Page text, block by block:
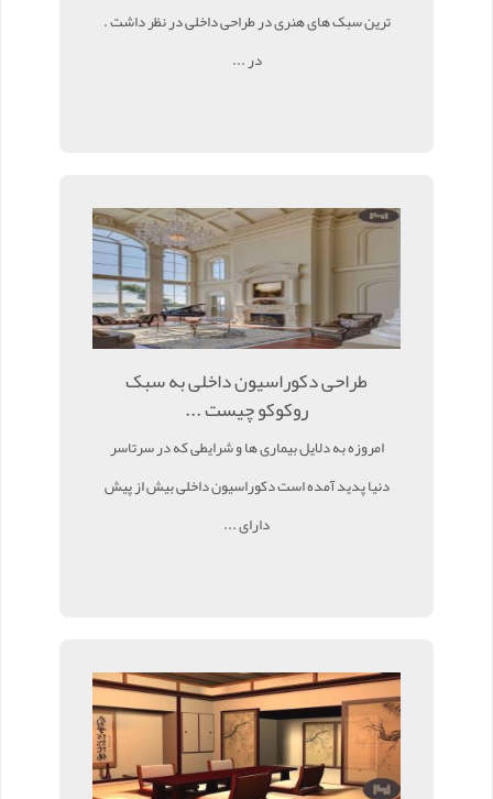
ترین سبک های هنری در طراحی داخلی در نظر داشت .
در ...
طراحی دکوراسیون داخلی به سبک
روکوکو چیست ...
امروزه به دلایل بیماری ها و شرایطی که در سرتاسر
دنیا پدید آمده است دکوراسیون داخلی بیش از پیش
دارای ...